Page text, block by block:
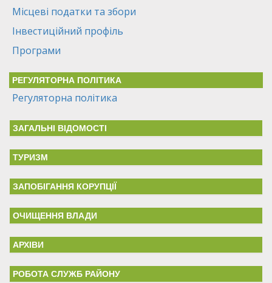
Місцеві податки та збори
Інвестиційний профіль
Програми
РЕГУЛЯТОРНА ПОЛІТИКА
Регуляторна політика
ЗАГАЛЬНІ ВІДОМОСТІ
ТУРИЗМ
ЗАПОБІГАННЯ КОРУПЦІЇ
ОЧИЩЕННЯ ВЛАДИ
АРХІВИ
РОБОТА СЛУЖБ РАЙОНУ